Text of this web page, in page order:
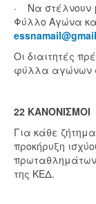
· Να στέλνουν
Φύλλο Αγώνα
Οι διαιτητές
φύλλα αγώνων
22 ΚΑΝΟΝΙΣΜΟΙ
Για κάθε
προκήρυξη
πρωταθλημάτων
της ΚΕΔ.